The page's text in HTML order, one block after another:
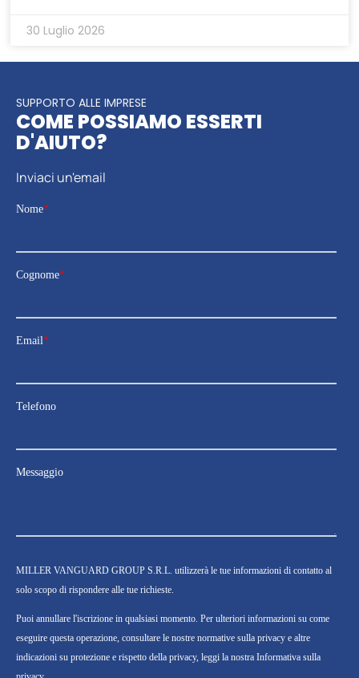
30 Luglio 2026
SUPPORTO ALLE IMPRESE
COME POSSIAMO ESSERTI
D'AIUTO?
Inviaci un'email